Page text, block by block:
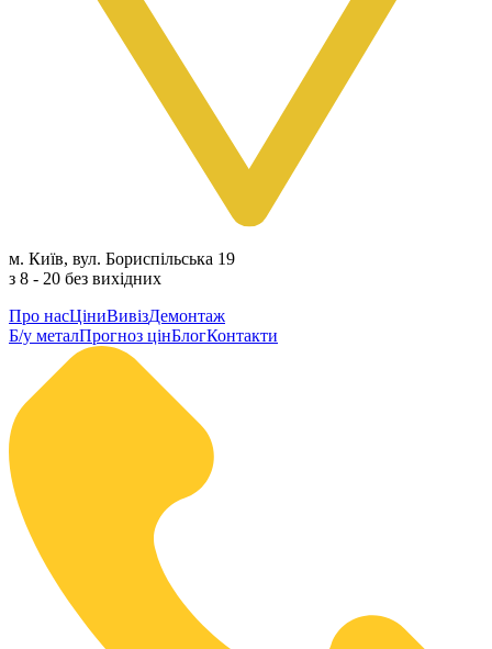
м. Київ, вул. Бориспільська 19
з 8 - 20 без вихідних
Про насЦіниВивізДемонтаж
Б/у металПрогноз цінБлогКонтакти